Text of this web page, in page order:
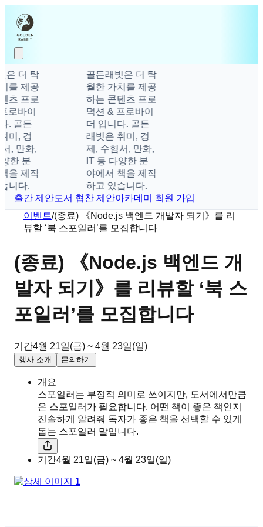
은 더 탁
를 제공
츠 프로
로바이
. 골든
미, 경
, 만화,
한 분
을 제작
니다.
골든래빗은 더 탁
월한 가치를 제공
하는 콘텐츠 프로
덕션 & 프로바이
더 입니다. 골든
래빗은 취미, 경
제, 수험서, 만화,
IT 등 다양한 분
야에서 책을 제작
하고 있습니다.
출간 제안도서 협찬 제안아카데미 회원 가입
이벤트/(종료) 《Node.js 백엔드 개발자 되기》를 리
뷰할 ‘북 스포일러’를 모집합니다
(종료) 《Node.js 백엔드 개
발자 되기》를 리뷰할 ‘북 스
포일러’를 모집합니다
기간4월 21일(금) ~ 4월 23일(일)
행사 소개 문의하기
개요
스포일러는 부정적 의미로 쓰이지만, 도서에서만큼
은 스포일러가 필요합니다. 어떤 책이 좋은 책인지
진솔하게 알려줘 독자가 좋은 책을 선택할 수 있게
돕는 스포일러 말입니다.
기간4월 21일(금) ~ 4월 23일(일)